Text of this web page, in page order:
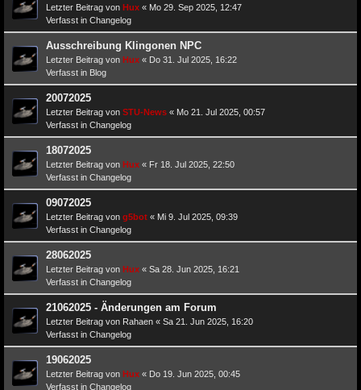
Letzter Beitrag von Hux « Mo 29. Sep 2025, 12:47
Verfasst in Changelog
Ausschreibung Klingonen NPC
Letzter Beitrag von Hux « Do 31. Jul 2025, 16:22
Verfasst in Blog
20072025
Letzter Beitrag von STU-News « Mo 21. Jul 2025, 00:57
Verfasst in Changelog
18072025
Letzter Beitrag von Hux « Fr 18. Jul 2025, 22:50
Verfasst in Changelog
09072025
Letzter Beitrag von g5bot « Mi 9. Jul 2025, 09:39
Verfasst in Changelog
28062025
Letzter Beitrag von Hux « Sa 28. Jun 2025, 16:21
Verfasst in Changelog
21062025 - Änderungen am Forum
Letzter Beitrag von Rahaen « Sa 21. Jun 2025, 16:20
Verfasst in Changelog
19062025
Letzter Beitrag von Hux « Do 19. Jun 2025, 00:45
Verfasst in Changelog